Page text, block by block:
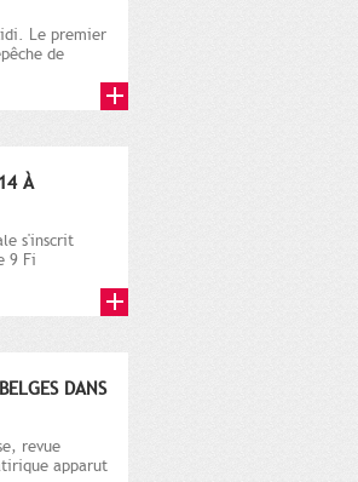
Le premier
de
À
s'inscrit
9 Fi
DANS
revue
apparut